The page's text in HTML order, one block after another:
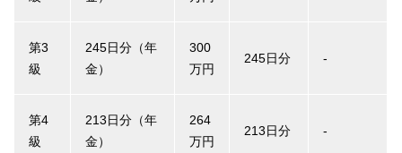
第3
級
245日分（年
金）
300
万円
245日分 -
第4
級
213日分（年
金）
264
万円
213日分 -